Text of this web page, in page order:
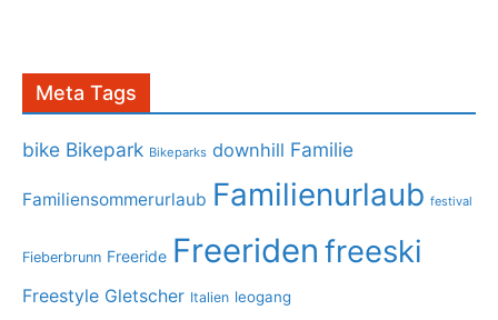
Meta Tags
bike Bikepark Bikeparks downhill Familie
Familiensommerurlaub Familienurlaub festival
Fieberbrunn Freeride Freeriden freeski
Freestyle Gletscher Italien leogang